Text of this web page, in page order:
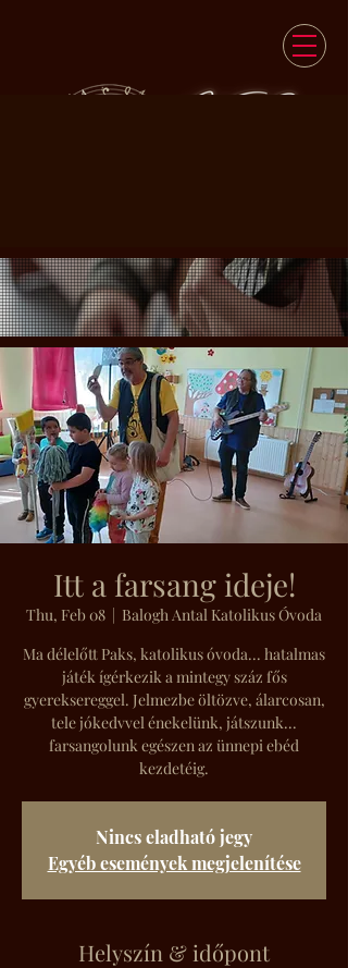
Itt a farsang ideje!
Thu, Feb 08
  |
Balogh Antal Katolikus Óvoda
Ma délelőtt Paks, katolikus óvoda... hatalmas
játék ígérkezik a mintegy száz fős
gyereksereggel. Jelmezbe öltözve, álarcosan,
tele jókedvvel énekelünk, játszunk...
farsangolunk egészen az ünnepi ebéd
kezdetéig.
Nincs eladható jegy
Egyéb események megjelenítése
Helyszín & időpont